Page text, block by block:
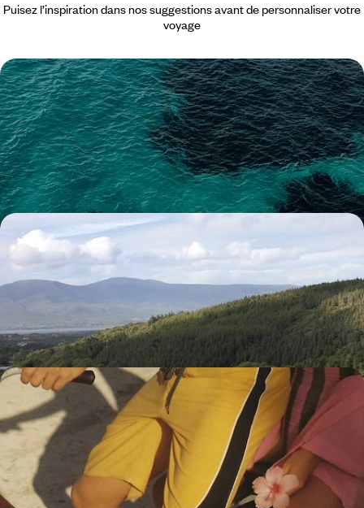
Puisez l’inspiration dans nos suggestions avant de personnaliser votre
voyage
Une semaine dans les Éoliennes - L'Italie des îles et
des volcans
Loin des foules, explorer trois îles Éoliennes, le Stromboli en bonus, et
s'imprégner de l'atmosphère de cet archipel de légende(s)
8 jours, de 3300 à 4200 €
Tables primées et adresses de caractère - De
châteaux en manoirs, l'élégance à l'irlandaise
L’alternance de paysages à fort potentiel émotionnel et des plus beaux
10 jours, de 3400 à 4600 €
Au Sri Lanka et aux Maldives - Art bouddhiste,
Ceylon tea et lagons idylliques
Les chefs-d’œuvre d’art des hautes terres du Sri Lanka, puis le
balnéaire plus plus des Maldives
13 jours, de 4700 à 6200 €